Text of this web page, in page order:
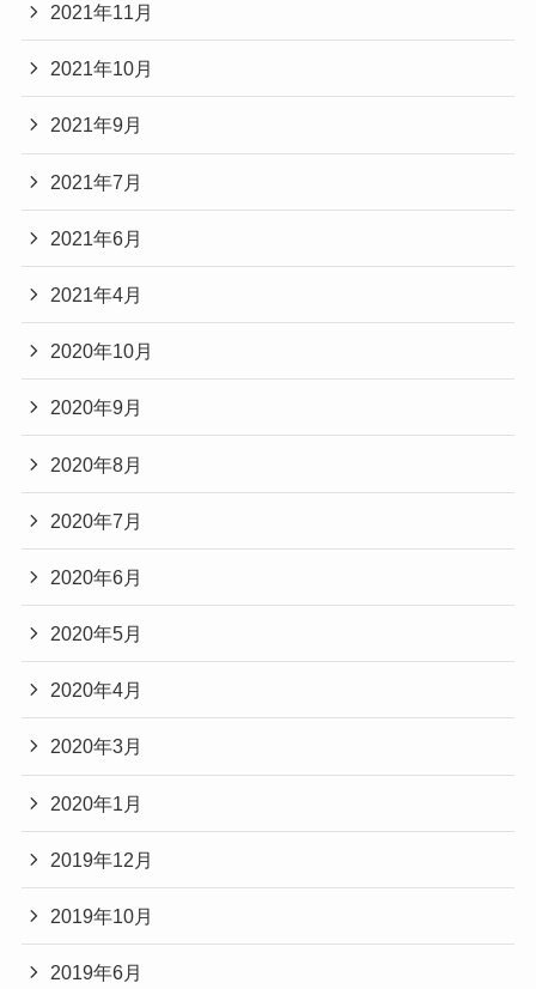
2021年11月
2021年10月
2021年9月
2021年7月
2021年6月
2021年4月
2020年10月
2020年9月
2020年8月
2020年7月
2020年6月
2020年5月
2020年4月
2020年3月
2020年1月
2019年12月
2019年10月
2019年6月